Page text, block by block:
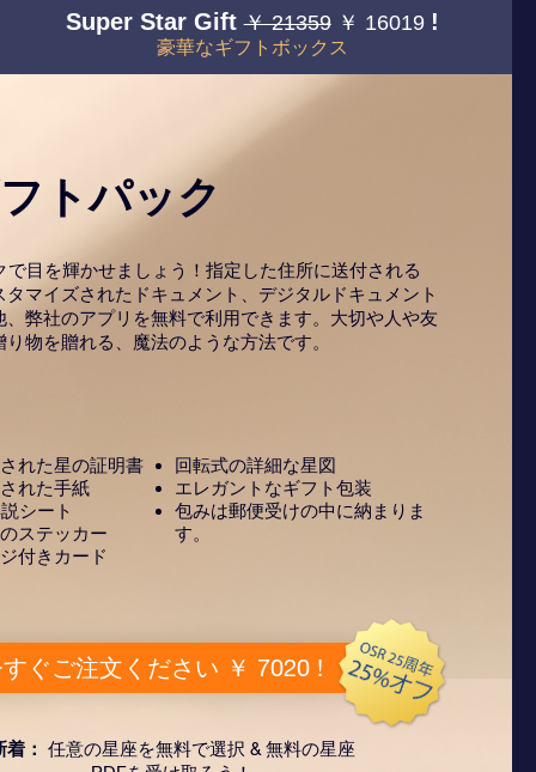
Super Star Gift￥ 21359 ￥ 16019 !
豪華なギフトボックス
トパック
で目を輝かせましょう！指定した住所に送付される
マイズされたドキュメント、デジタルドキュメント
、弊社のアプリを無料で利用できます。大切や人や友
物を贈れる、魔法のような方法です。
れた星の証明書
れた手紙
シート
ステッカー
付きカード
回転式の詳細な星図
エレガントなギフト包装
包みは郵便受けの中に納まりま
す。
ぐご注文ください ￥ 7020 !
着： 任意の星座を無料で選択 & 無料の星座